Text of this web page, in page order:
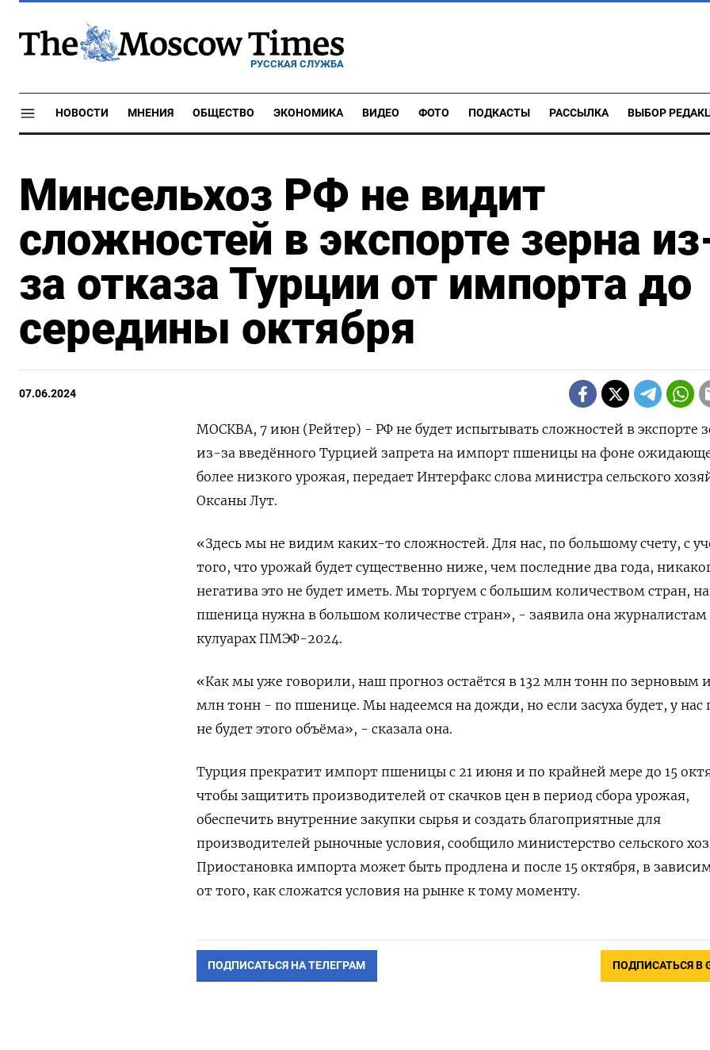
РУССКАЯ СЛУЖБА
НОВОСТИ МНЕНИЯ ОБЩЕСТВО ЭКОНОМИКА ВИДЕО ФОТО ПОДКАСТЫ РАССЫЛКА ВЫБОР
Минсельхоз РФ не видит
сложностей в экспорте зерна
за отказа Турции от импорта до
середины октября
07.06.2024
МОСКВА, 7 июн (Рейтер) - РФ не будет испытывать сложностей в экспорте
из-за введённого Турцией запрета на импорт пшеницы на фоне
более низкого урожая, передает Интерфакс слова министра сельского
Оксаны Лут.
«Здесь мы не видим каких-то сложностей. Для нас, по большому счету, с
того, что урожай будет существенно ниже, чем последние два года,
негатива это не будет иметь. Мы торгуем с большим количеством стран,
пшеница нужна в большом количестве стран», - заявила она журналистам
кулуарах ПМЭФ-2024.
«Как мы уже говорили, наш прогноз остаётся в 132 млн тонн по зерновым
млн тонн - по пшенице. Мы надеемся на дожди, но если засуха будет, у нас
не будет этого объёма», - сказала она.
Турция прекратит импорт пшеницы с 21 июня и по крайней мере до 15
чтобы защитить производителей от скачков цен в период сбора урожая,
обеспечить внутренние закупки сырья и создать благоприятные для
производителей рыночные условия, сообщило министерство сельского
Приостановка импорта может быть продлена и после 15 октября, в
от того, как сложатся условия на рынке к тому моменту.
ПОДПИСАТЬСЯ НА ТЕЛЕГРАМ ПОДПИСАТЬСЯ В